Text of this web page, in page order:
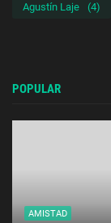
Agustín Laje (4)
POPULAR
AMISTAD